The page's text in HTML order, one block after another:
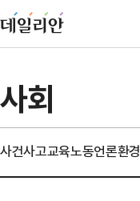
사회
사건사고교육노동언론환경